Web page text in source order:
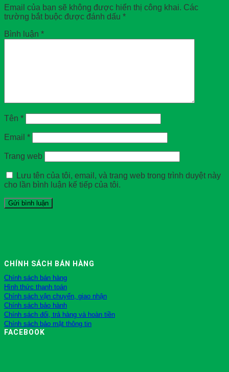
Email của bạn sẽ không được hiển thị công khai. Các
trường bắt buộc được đánh dấu *
Bình luận *
Tên *
Email *
Trang web
Lưu tên của tôi, email, và trang web trong trình duyệt này
cho lần bình luận kế tiếp của tôi.
CHÍNH SÁCH BÁN HÀNG
Chính sách bán hàng
Hình thức thanh toán
Chính sách vận chuyển, giao nhận
Chính sách bảo hành
Chính sách đổi, trả hàng và hoàn tiền
Chính sách bảo mật thông tin
FACEBOOK